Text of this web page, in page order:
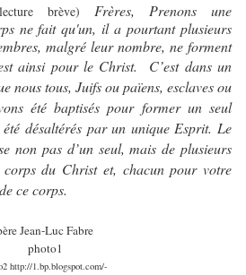
brève)
Frères, Prenons une
ne fait qu'un, il a pourtant plusieurs
malgré leur nombre, ne forment
ainsi pour le Christ.
C’est dans un
nous tous, Juifs ou païens, esclaves ou
été baptisés pour former un seul
désaltérés par un unique Esprit. Le
non pas d’un seul, mais de plusieurs
corps du Christ et, chacun pour votre
ce corps.
Jean-Luc Fabre
photo1
http://1.bp.blogspot.com/-